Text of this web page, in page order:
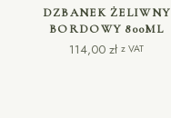
DODAJ DO KOSZYKA
DZBANEK ŻELIWNY
BORDOWY 800ML
114,00 zł z VAT